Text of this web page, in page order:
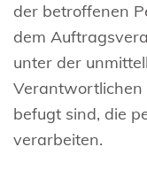
der betroffenen
dem
unter der
Verantwortlichen
befugt sind, die
verarbeiten.